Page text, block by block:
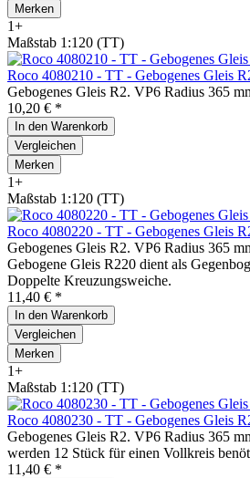
Merken
1+
Maßstab 1:120 (TT)
Roco 4080210 - TT - Gebogenes Gleis
Gebogenes Gleis R2. VP6 Radius 365
10,20 € *
In den Warenkorb
Vergleichen
Merken
1+
Maßstab 1:120 (TT)
Roco 4080220 - TT - Gebogenes Gleis
Gebogenes Gleis R2. VP6 Radius 365
Gebogene Gleis R220 dient als
Doppelte Kreuzungsweiche.
11,40 € *
In den Warenkorb
Vergleichen
Merken
1+
Maßstab 1:120 (TT)
Roco 4080230 - TT - Gebogenes Gleis
Gebogenes Gleis R2. VP6 Radius 365
werden 12 Stück für einen Vollkreis
11,40 € *